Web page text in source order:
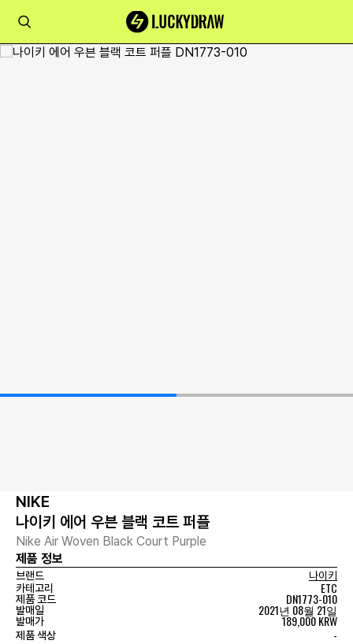
NIKE
나이키 에어 우븐 블랙 코트 퍼플
Nike Air Woven Black Court Purple
제품 정보
브랜드
나이키
카테고리
ETC
제품 코드 DN1773-010
발매일 2021년 08월 21일
발매가 189,000 KRW
제품 색상 -